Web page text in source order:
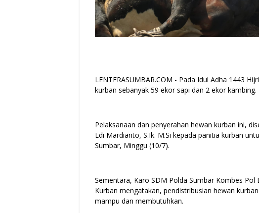
LENTERASUMBAR.COM - Pada Idul Adha 1443
kurban sebanyak 59 ekor sapi dan 2 ekor kambing.
Pelaksanaan dan penyerahan hewan kurban ini,
Edi Mardianto, S.Ik. M.Si kepada panitia kurban
Sumbar, Minggu (10/7).
Sementara, Karo SDM Polda Sumbar Kombes
Kurban mengatakan, pendistribusian hewan
mampu dan membutuhkan.